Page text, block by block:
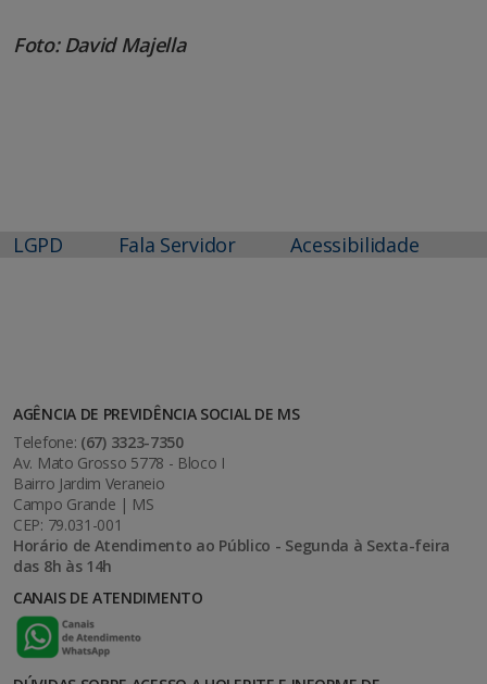
Foto: David Majella
LGPD Fala Servidor Acessibilidade
AGÊNCIA DE PREVIDÊNCIA SOCIAL DE MS
Telefone: (67) 3323-7350
Av. Mato Grosso 5778 - Bloco I
Bairro Jardim Veraneio
Campo Grande | MS
CEP: 79.031-001
Horário de Atendimento ao Público - Segunda à Sexta-feira
das 8h às 14h
CANAIS DE ATENDIMENTO